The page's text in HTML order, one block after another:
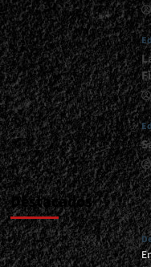
|
</span>
</small>
<div>Certero
Ataque
Thrashero</div>
Destacados